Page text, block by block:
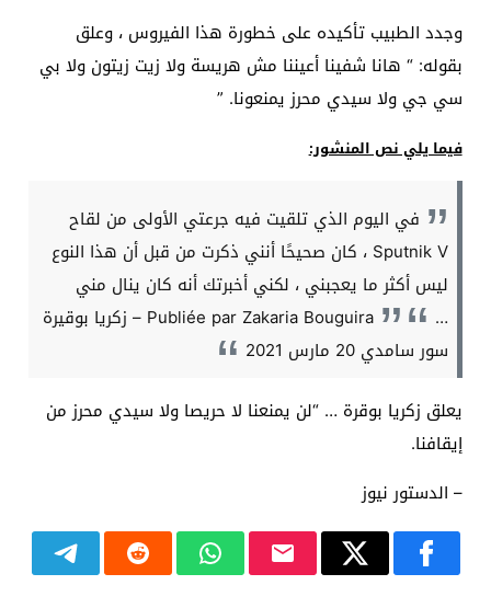
وجدد الطبيب تأكيده على خطورة هذا الفيروس ، وعلق
بقوله: “ هانا شفينا أعيننا مش هريسة ولا زيت زيتون ولا بي
سي جي ولا سيدي محرز يمنعونا. ”
فيما يلي نص المنشور:
في اليوم الذي تلقيت فيه جرعتي الأولى من لقاح
Sputnik V ، كان صحيحًا أنني ذكرت من قبل أن هذا النوع
ليس أكثر ما يعجبني ، لكني أخبرتك أنه كان ينال مني
…
Publiée par Zakaria Bouguira – زكريا بوقيرة
سور سامدي 20 مارس 2021
يعلق زكريا بوقرة … “لن يمنعنا لا حريصا ولا سيدي محرز من
إيقافنا.
– الدستور نيوز